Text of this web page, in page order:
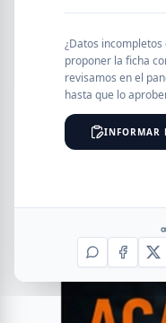
¿Datos incompletos
proponer la ficha
revisamos en el
hasta que lo
INFORMAR